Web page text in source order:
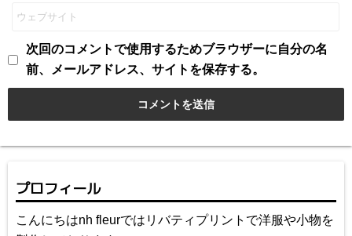
次回のコメントで使用するためブラウザーに自分の名
前、メールアドレス、サイトを保存する。
プロフィール
こんにちはnh fleurではリバティプリントで洋服や小物を